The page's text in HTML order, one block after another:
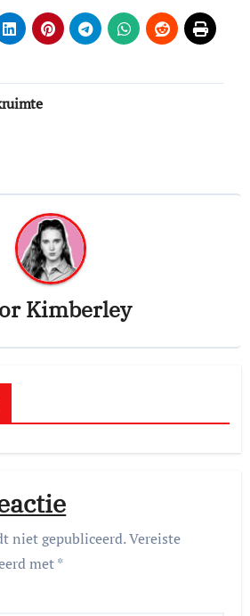
Kimberley
niet gepubliceerd.Vereiste
met*